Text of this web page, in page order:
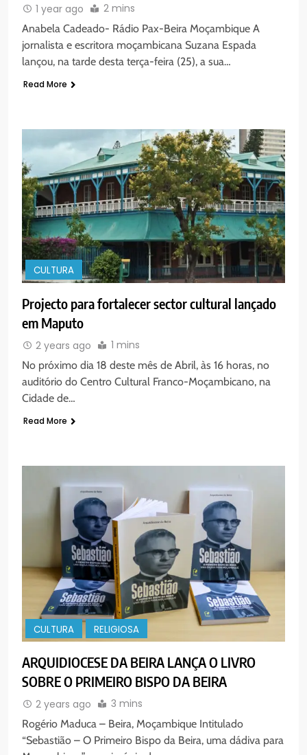
1 year ago 2 mins
Anabela Cadeado- Rádio Pax-Beira Moçambique A
jornalista e escritora moçambicana Suzana Espada
lançou, na tarde desta terça-feira (25), a sua…
Read More
CULTURA
Projecto para fortalecer sector cultural lançado
em Maputo
2 years ago 1 mins
No próximo dia 18 deste mês de Abril, às 16 horas, no
auditório do Centro Cultural Franco-Moçambicano, na
Cidade de…
Read More
CULTURA RELIGIOSA
ARQUIDIOCESE DA BEIRA LANÇA O LIVRO
SOBRE O PRIMEIRO BISPO DA BEIRA
2 years ago 3 mins
Rogério Maduca – Beira, Moçambique Intitulado
“Sebastião – O Primeiro Bispo da Beira, uma dádiva para